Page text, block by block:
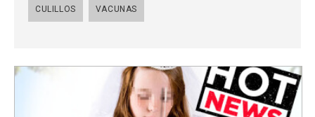
CULILLOS VACUNAS